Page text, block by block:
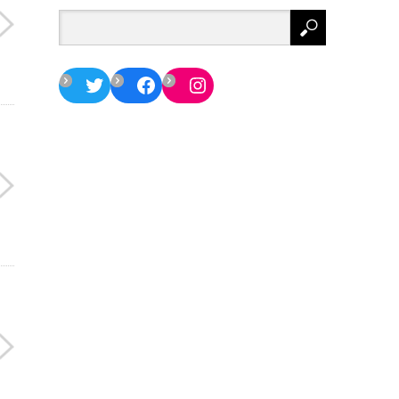
TwitterFacebookInstagram